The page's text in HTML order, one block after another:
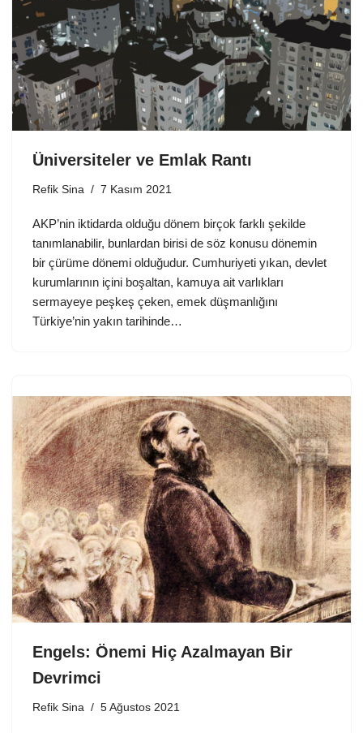
Üniversiteler ve Emlak Rantı
Refik Sina 7 Kasım 2021
AKP’nin iktidarda olduğu dönem birçok farklı şekilde
tanımlanabilir, bunlardan birisi de söz konusu dönemin
bir çürüme dönemi olduğudur. Cumhuriyeti yıkan, devlet
kurumlarının içini boşaltan, kamuya ait varlıkları
sermayeye peşkeş çeken, emek düşmanlığını
Türkiye’nin yakın tarihinde…
Engels: Önemi Hiç Azalmayan Bir
Devrimci
Refik Sina 5 Ağustos 2021